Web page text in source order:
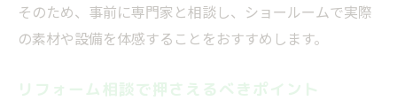
そのため、事前に専門家と相談し、ショールームで実際
の素材や設備を体感することをおすすめします。
リフォーム相談で押さえるべきポイント